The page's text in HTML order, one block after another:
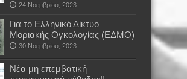
24 Νοεμβρίου, 2023
Για το Ελληνικό Δίκτυο
Μοριακής Ογκολογίας (ΕΔΜΟ)
30 Νοεμβρίου, 2023
Νέα μη επεμβατική